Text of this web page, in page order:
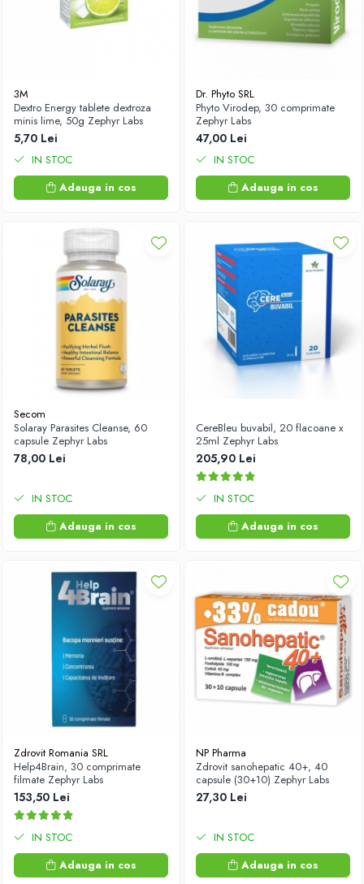
3M
Dextro Energy tablete dextroza
minis lime, 50g Zephyr Labs
5,70 Lei
IN STOC
Adauga in cos
Dr. Phyto SRL
Phyto Virodep, 30 comprimate
Zephyr Labs
47,00 Lei
IN STOC
Adauga in cos
Secom
Solaray Parasites Cleanse, 60
capsule Zephyr Labs
78,00 Lei
IN STOC
Adauga in cos
CereBleu buvabil, 20 flacoane x
25ml Zephyr Labs
205,90 Lei
IN STOC
Adauga in cos
Zdrovit Romania SRL
Help4Brain, 30 comprimate
filmate Zephyr Labs
153,50 Lei
IN STOC
Adauga in cos
NP Pharma
Zdrovit sanohepatic 40+, 40
capsule (30+10) Zephyr Labs
27,30 Lei
IN STOC
Adauga in cos